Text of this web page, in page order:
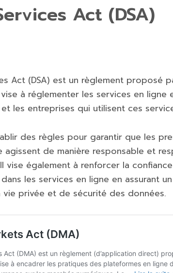
Act (DSA)
Act (DSA) est un règlement proposé
à réglementer les services en
les entreprises qui utilisent ces
des règles pour garantir que les
agissent de manière responsable et
vise également à renforcer la
les services en ligne en assurant
privée et de sécurité des données.